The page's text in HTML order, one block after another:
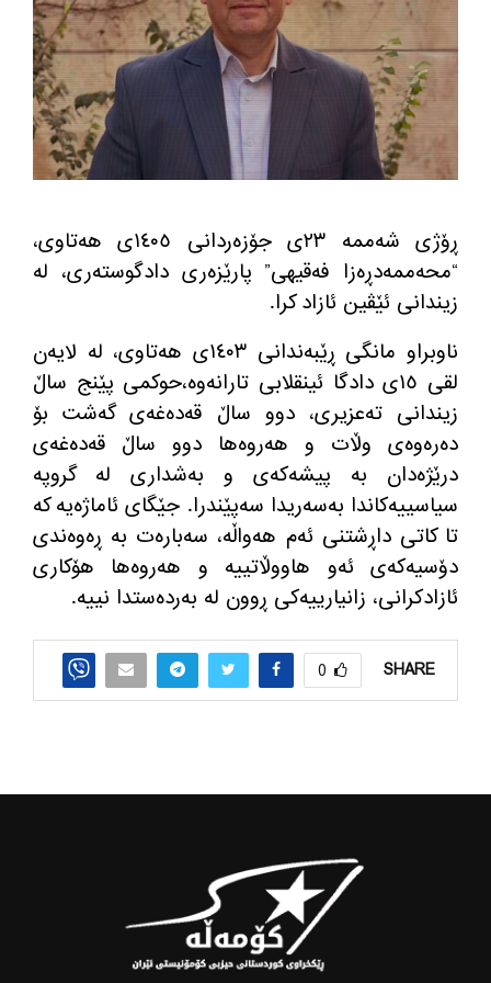
ڕۆژی شەممە ٢٣ی جۆزەردانی ١٤٠٥ی هەتاوی،
“محەممەدڕەزا فەقیهی” پارێزەری دادگوستەری، لە
زیندانی ئێڤین ئازاد کرا.
ناوبراو مانگی ڕێبەندانی ١٤٠٣ی هەتاوی، لە لایەن
لقی ١٥ی دادگا ئینقلابی تارانەوە،حوکمی پێنج ساڵ
زیندانی تەعزیری، دوو ساڵ قەدەغەی گەشت بۆ
دەرەوەی وڵات و هەروەها دوو ساڵ قەدەغەی
درێژەدان بە پیشەکەی و بەشداری لە گروپە
سیاسییەکاندا بەسەریدا سەپێندرا. جێگای ئاماژەیە کە
تا کاتی داڕشتنی ئەم هەواڵە، سەبارەت بە ڕەوەندی
دۆسیەکەی ئەو هاووڵاتییە و هەروەها هۆکاری
ئازادکرانی، زانیارییەکی ڕوون لە بەردەستدا نییە.
SHARE
0